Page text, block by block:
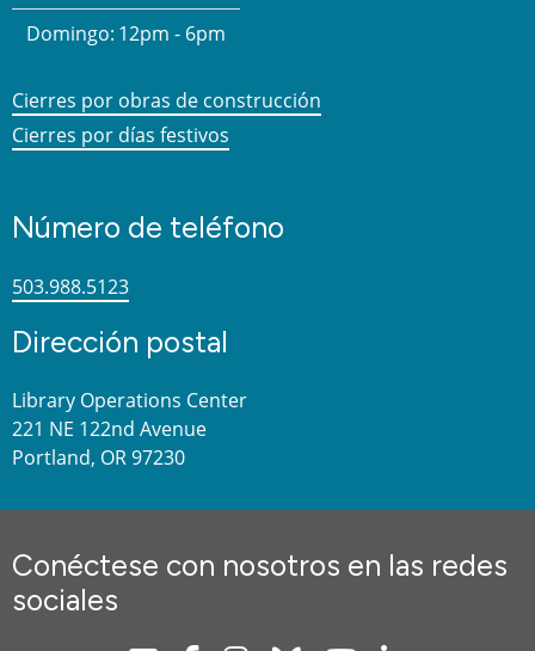
Domingo: 12pm - 6pm
Cierres por obras de construcción
Cierres por días festivos
Número de teléfono
503.988.5123
Dirección postal
Library Operations Center
221 NE 122nd Avenue
Portland, OR 97230
Conéctese con nosotros en las redes
sociales